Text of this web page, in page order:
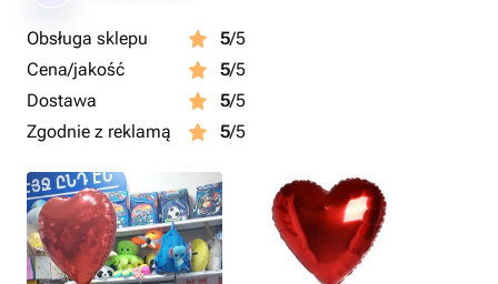
Obsługa sklepu 5/5
Cena/jakość
5/5
Dostawa
5/5
Zgodnie z reklamą
5/5